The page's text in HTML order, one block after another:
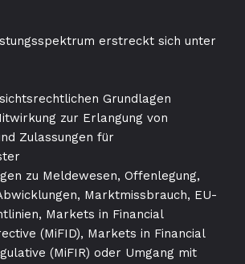
erstreckt sich unter
Grundlagen
zur Erlangung von
Zulassungen für
zu Meldewesen, Offenlegung,
Marktmissbrauch, EU-
Markets in Financial
(MiFID), Markets in Financial
(MiFIR) oder Umgang mit